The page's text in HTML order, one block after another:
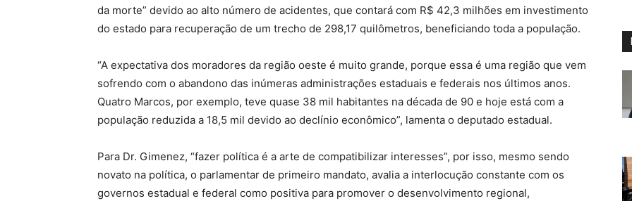
da morte” devido ao alto número de acidentes, que contará com R$ 42,3 milhões em investimento
do estado para recuperação de um trecho de 298,17 quilômetros, beneficiando toda a população.
“A expectativa dos moradores da região oeste é muito grande, porque essa é uma região que vem
sofrendo com o abandono das inúmeras administrações estaduais e federais nos últimos anos.
Quatro Marcos, por exemplo, teve quase 38 mil habitantes na década de 90 e hoje está com a
população reduzida a 18,5 mil devido ao declínio econômico”, lamenta o deputado estadual.
Para Dr. Gimenez, “fazer política é a arte de compatibilizar interesses”, por isso, mesmo sendo
novato na política, o parlamentar de primeiro mandato, avalia a interlocução constante com os
governos estadual e federal como positiva para promover o desenvolvimento regional,